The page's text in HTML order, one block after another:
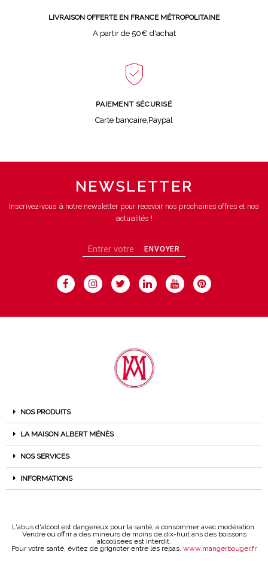
LIVRAISON OFFERTE EN FRANCE MÉTROPOLITAINE
A partir de 50€ d'achat
PAIEMENT SÉCURISÉ
Carte bancaire,Paypal
NEWSLETTER
Inscrivez-vous à notre newsletter pour recevoir nos prochaines offres et nos
actualités !
ENVOYER
NOS PRODUITS
LA MAISON ALBERT MÉNÈS
NOS SERVICES
INFORMATIONS
L'abus d'alcool est dangereux pour la santé, à consommer avec modération.
Vendre ou offrir à des mineurs de moins de dix-huit ans des boissons
alcoolisées est interdit.
Pour votre santé, évitez de grignoter entre les repas. www.mangerbouger.fr